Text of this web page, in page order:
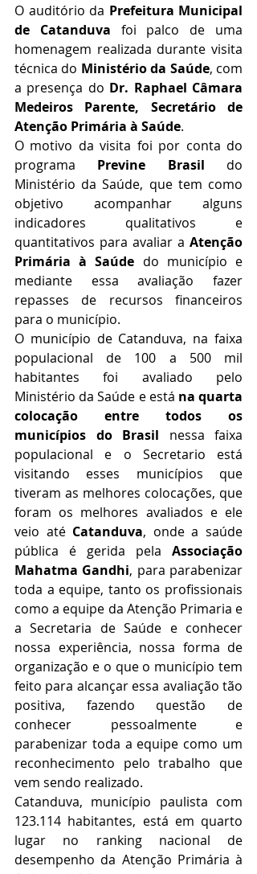
O auditório da Prefeitura Municipal
de Catanduva foi palco de uma
homenagem realizada durante visita
técnica do Ministério da Saúde, com
a presença do Dr. Raphael Câmara
Medeiros Parente, Secretário de
Atenção Primária à Saúde.
O motivo da visita foi por conta do
programa Previne Brasil do
Ministério da Saúde, que tem como
objetivo acompanhar alguns
indicadores qualitativos e
quantitativos para avaliar a Atenção
Primária à Saúde do município e
mediante essa avaliação fazer
repasses de recursos financeiros
para o município.
O município de Catanduva, na faixa
populacional de 100 a 500 mil
habitantes foi avaliado pelo
Ministério da Saúde e está na quarta
colocação entre todos os
municípios do Brasil nessa faixa
populacional e o Secretario está
visitando esses municípios que
tiveram as melhores colocações, que
foram os melhores avaliados e ele
veio até Catanduva, onde a saúde
pública é gerida pela Associação
Mahatma Gandhi, para parabenizar
toda a equipe, tanto os profissionais
como a equipe da Atenção Primaria e
a Secretaria de Saúde e conhecer
nossa experiência, nossa forma de
organização e o que o município tem
feito para alcançar essa avaliação tão
positiva, fazendo questão de
conhecer pessoalmente e
parabenizar toda a equipe como um
reconhecimento pelo trabalho que
vem sendo realizado.
Catanduva, município paulista com
123.114 habitantes, está em quarto
lugar no ranking nacional de
desempenho da Atenção Primária à